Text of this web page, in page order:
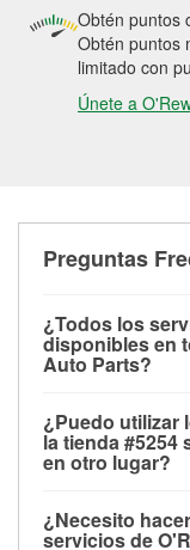
Obtén puntos
Obtén puntos
limitado con
Únete a
Preguntas
¿Todos los
disponibles en
Auto Parts?
las pruebas de
motor de
con O'Reilly
limpiaparabrisas
todas las tiendas
¿Puedo utilizar
la tienda #5254
en otro lugar?
de O'Reilly Auto
¿Necesito
servicios de